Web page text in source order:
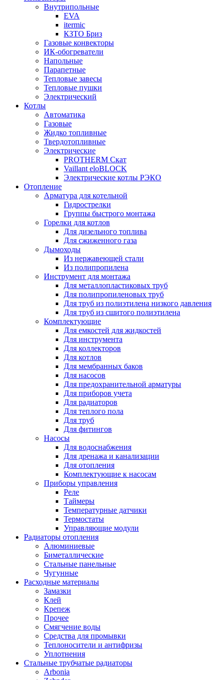
Внутрипольные
EVA
itermic
КЗТО Бриз
Газовые конвекторы
ИК-обогреватели
Напольные
Парапетные
Тепловые завесы
Тепловые пушки
Электрический
Котлы
Автоматика
Газовые
Жидко топливные
Твердотопливные
Электрические
PROTHERM Скат
Vaillant eloBLOCK
Электрические котлы РЭКО
Отопление
Арматура для котельной
Гидрострелки
Группы быстрого монтажа
Горелки для котлов
Для дизельного топлива
Для сжиженного газа
Дымоходы
Из нержавеющей стали
Из полипропилена
Инструмент для монтажа
Для металлопластиковых труб
Для полипропиленовых труб
Для труб из полиэтилена низкого давления
Для труб из сшитого полиэтилена
Комплектующие
Для емкостей для жидкостей
Для инструмента
Для коллекторов
Для котлов
Для мембранных баков
Для насосов
Для предохранительной арматуры
Для приборов учета
Для радиаторов
Для теплого пола
Для труб
Для фитингов
Насосы
Для водоснабжения
Для дренажа и канализации
Для отопления
Комплектующие к насосам
Приборы управления
Реле
Таймеры
Температурные датчики
Термостаты
Управляющие модули
Радиаторы отопления
Алюминиевые
Биметаллические
Стальные панельные
Чугунные
Расходные материалы
Замазки
Клей
Крепеж
Прочее
Смягчение воды
Средства для промывки
Теплоносители и антифризы
Уплотнения
Стальные трубчатые радиаторы
Arbonia